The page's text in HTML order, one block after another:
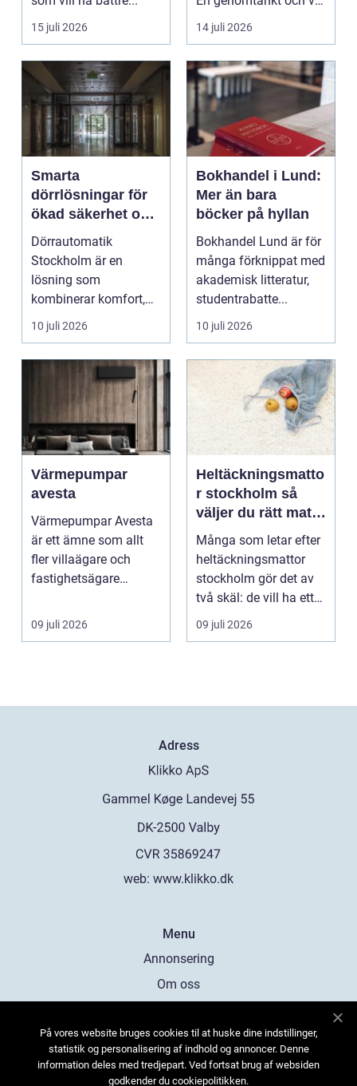
15 juli 2026
utförd gru...
14 juli 2026
Smarta
dörrlösningar för
ökad säkerhet och
komfort
Dörrautomatik
Stockholm är en
lösning som
kombinerar komfort,
säkerhet och tillg...
10 juli 2026
Bokhandel i Lund:
Mer än bara
böcker på hyllan
Bokhandel Lund är för
många förknippat med
akademisk litteratur,
studentrabatte...
10 juli 2026
Värmepumpar
avesta
Värmepumpar Avesta
är ett ämne som allt
fler villaägare och
fastighetsägare
...
09 juli 2026
Heltäckningsmatto
r stockholm så
väljer du rätt matta
för hem och
kontor
Många som letar efter
heltäckningsmattor
stockholm gör det av
två skäl: de vill ha ett
tystare och m...
09 juli 2026
Adress
web: www.klikko.dk
Menu
Annonsering
Om oss
Kontakta oss
Sitemap
På vores website bruges cookies til at huske dine indstillinger,
statistik og personalisering af indhold og annoncer. Denne
information deles med tredjepart. Ved fortsat brug af websiden
godkender du cookiepolitikken.